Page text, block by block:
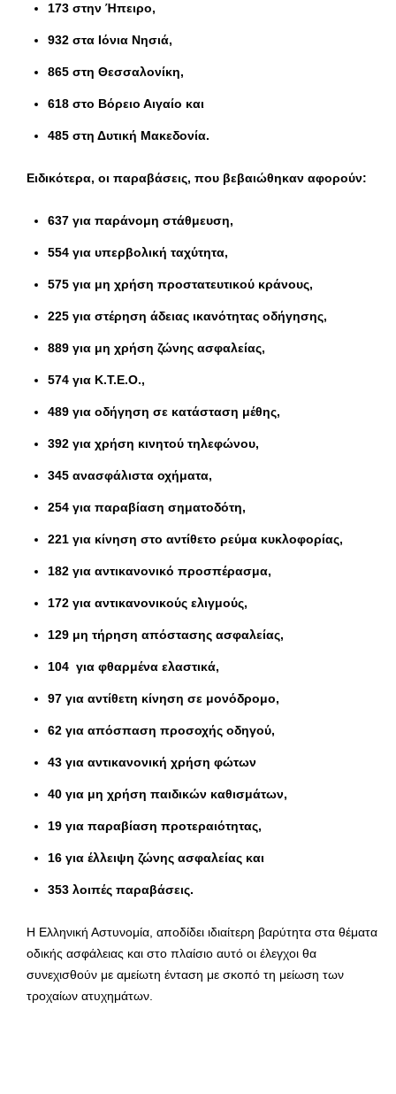
173 στην Ήπειρο,
932 στα Ιόνια Νησιά,
865 στη Θεσσαλονίκη,
618 στο Βόρειο Αιγαίο και
485 στη Δυτική Μακεδονία.
Ειδικότερα, οι παραβάσεις, που βεβαιώθηκαν αφορούν:
637 για παράνομη στάθμευση,
554 για υπερβολική ταχύτητα,
575 για μη χρήση προστατευτικού κράνους,
225 για στέρηση άδειας ικανότητας οδήγησης,
889 για μη χρήση ζώνης ασφαλείας,
574 για Κ.Τ.Ε.Ο.,
489 για οδήγηση σε κατάσταση μέθης,
392 για χρήση κινητού τηλεφώνου,
345 ανασφάλιστα οχήματα,
254 για παραβίαση σηματοδότη,
221 για κίνηση στο αντίθετο ρεύμα κυκλοφορίας,
182 για αντικανονικό προσπέρασμα,
172 για αντικανονικούς ελιγμούς,
129 μη τήρηση απόστασης ασφαλείας,
104 για φθαρμένα ελαστικά,
97 για αντίθετη κίνηση σε μονόδρομο,
62 για απόσπαση προσοχής οδηγού,
43 για αντικανονική χρήση φώτων
40 για μη χρήση παιδικών καθισμάτων,
19 για παραβίαση προτεραιότητας,
16 για έλλειψη ζώνης ασφαλείας και
353 λοιπές παραβάσεις.
Η Ελληνική Αστυνομία, αποδίδει ιδιαίτερη βαρύτητα στα θέματα
οδικής ασφάλειας και στο πλαίσιο αυτό οι έλεγχοι θα
συνεχισθούν με αμείωτη ένταση με σκοπό τη μείωση των
τροχαίων ατυχημάτων.